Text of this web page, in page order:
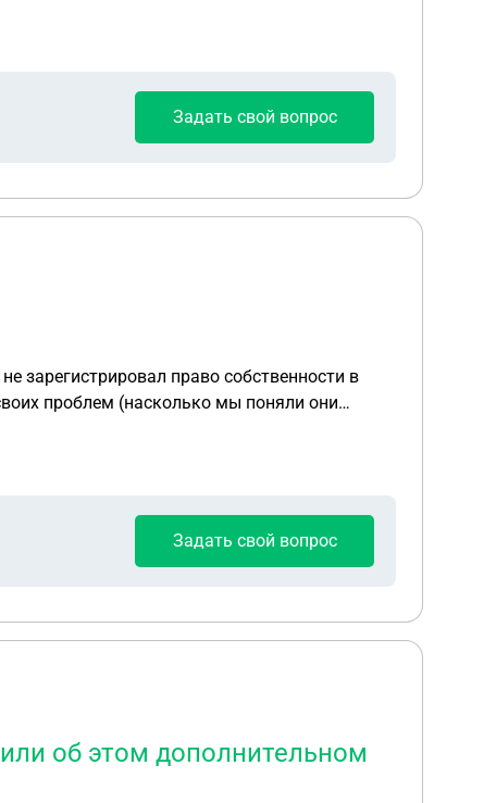
Задать свой вопрос
проблем (насколько мы поняли они
и на связь покупатель не выходит. Все это
одностороннего расторжения
Задать свой вопрос
об этом дополнительном